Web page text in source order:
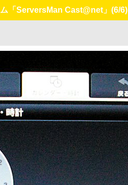
「ServersMan Cast@net」 (6/6)